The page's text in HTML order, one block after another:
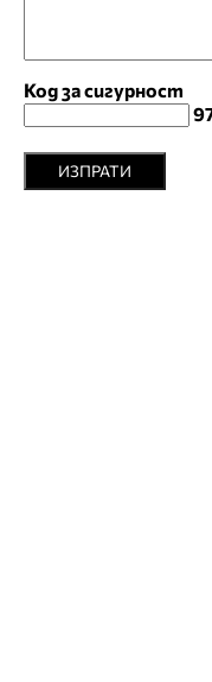
Код за сигурност
ИЗПРАТИ